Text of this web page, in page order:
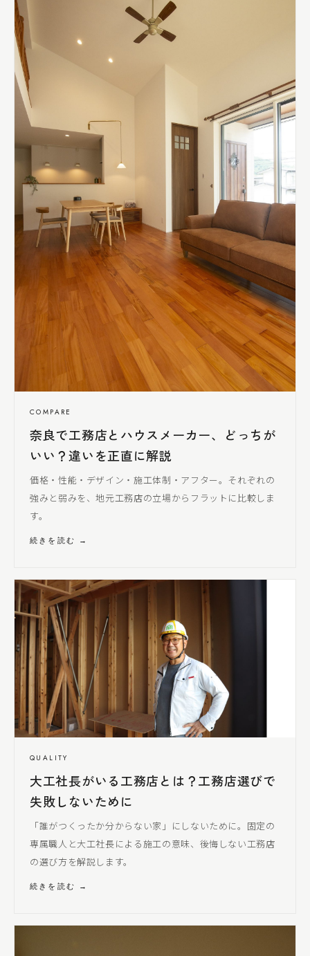
COMPARE
奈良で工務店とハウスメーカー、どっちが
いい？違いを正直に解説
価格・性能・デザイン・施工体制・アフター。それぞれの
強みと弱みを、地元工務店の立場からフラットに比較しま
す。
続きを読む →
QUALITY
大工社長がいる工務店とは？工務店選びで
失敗しないために
「誰がつくったか分からない家」にしないために。固定の
専属職人と大工社長による施工の意味、後悔しない工務店
の選び方を解説します。
続きを読む →